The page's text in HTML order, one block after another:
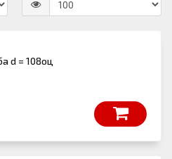
d = 108оц